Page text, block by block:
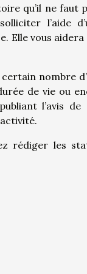
qu’il ne
l’aide
Elle vous
nombre
de vie ou
l’avis
rédiger les